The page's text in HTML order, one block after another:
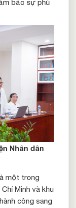
bảo sự phù
Nhân dân
một trong
Minh và khu
công sang